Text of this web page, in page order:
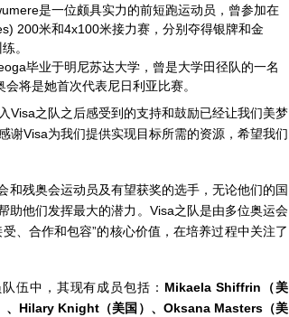
是一位颇具实力的前短跑运动员，曾参加在
200米和4x100米接力赛，分别夺得银牌和金
。
毕业于明尼苏达大学，曾是大学田径队的一名
将是她首次代表尼日利亚比赛。
Visa之队之后感受到的支持和鼓励已经让我们美梦
谢Visa为我们提供实现目标所需的资源，希望我们
残奥会运动员及有望获奖的选手，无论他们的国
助他们发挥最大的潜力。Visa之队是由多位奥运会
、合作和包容”的核心价值，在培养过程中关注了
伍中，其现有成员包括： Mikaela Shiffrin （美
Hilary Knight （美国）、 Oksana Masters（美